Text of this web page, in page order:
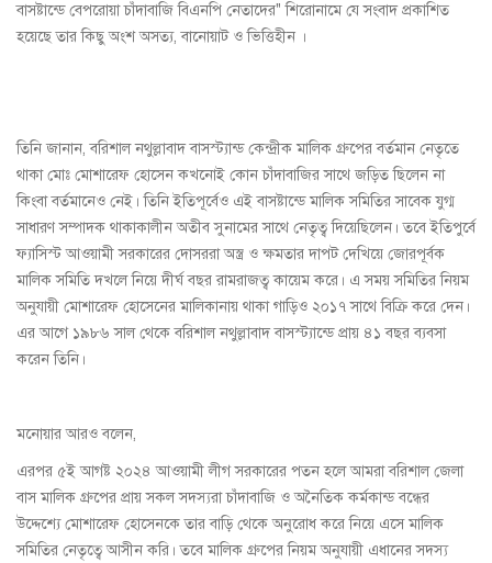
বাসষ্টান্ডে বেপরোয়া চাঁদাবাজি বিএনপি নেতাদের" শিরোনামে যে সংবাদ প্রকাশিত
হয়েছে তার কিছু অংশ অসত্য, বানোয়াট ও ভিত্তিহীন ।
তিনি জানান, বরিশাল নথুল্লাবাদ বাসস্ট্যান্ড কেন্দ্রীক মালিক গ্রুপের বর্তমান নেতৃতে
থাকা মোঃ মোশারেফ হোসেন কখনোই কোন চাঁদাবাজির সাথে জড়িত ছিলেন না
কিংবা বর্তমানেও নেই। তিনি ইতিপূর্বেও এই বাসষ্টান্ডে মালিক সমিতির সাবেক যুগ্ম
সাধারণ সম্পাদক থাকাকালীন অতীব সুনামের সাথে নেতৃত্ব দিয়েছিলেন। তবে ইতিপুর্বে
ফ্যাসিস্ট আওয়ামী সরকারের দোসররা অস্ত্র ও ক্ষমতার দাপট দেখিয়ে জোরপূর্বক
মালিক সমিতি দখলে নিয়ে দীর্ঘ বছর রামরাজত্ব কায়েম করে। এ সময় সমিতির নিয়ম
অনুযায়ী মোশারেফ হোসেনের মালিকানায় থাকা গাড়িও ২০১৭ সাথে বিক্রি করে দেন।
এর আগে ১৯৮৬ সাল থেকে বরিশাল নথুল্লাবাদ বাসস্ট্যান্ডে প্রায় ৪১ বছর ব্যবসা
করেন তিনি।
মনোয়ার আরও বলেন,
এরপর ৫ই আগষ্ট ২০২৪ আওয়ামী লীগ সরকারের পতন হলে আমরা বরিশাল জেলা
বাস মালিক গ্রুপের প্রায় সকল সদস্যরা চাঁদাবাজি ও অনৈতিক কর্মকান্ড বন্ধের
উদ্দেশ্যে মোশারেফ হোসেনকে তার বাড়ি থেকে অনুরোধ করে নিয়ে এসে মালিক
সমিতির নেতৃত্বে আসীন করি। তবে মালিক গ্রুপের নিয়ম অনুযায়ী এধানের সদস্য